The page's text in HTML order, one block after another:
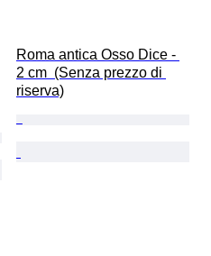
Roma antica Osso Dice -
2 cm  (Senza prezzo di
riserva)